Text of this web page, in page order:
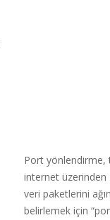
Port yönlendirme,
internet
veri paketlerini
belirlemek için